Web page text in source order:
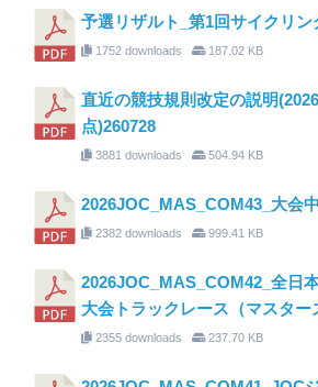
予選リザルト_第1回サイクリ
1752 downloads 187.02 KB
直近の競技規則改定の説明
点)260728
3881 downloads 504.94 KB
2026JOC_MAS_COM43_大会
2382 downloads 999.41 KB
2026JOC_MAS_COM42_全日
大会トラックレース（マスター
2355 downloads 237.70 KB